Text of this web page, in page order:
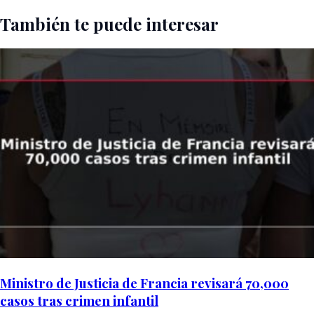
También te puede interesar
Ministro de Justicia de Francia revisará 70,000
casos tras crimen infantil